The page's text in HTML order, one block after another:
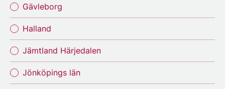
Gävleborg
Halland
Jämtland Härjedalen
Jönköpings län